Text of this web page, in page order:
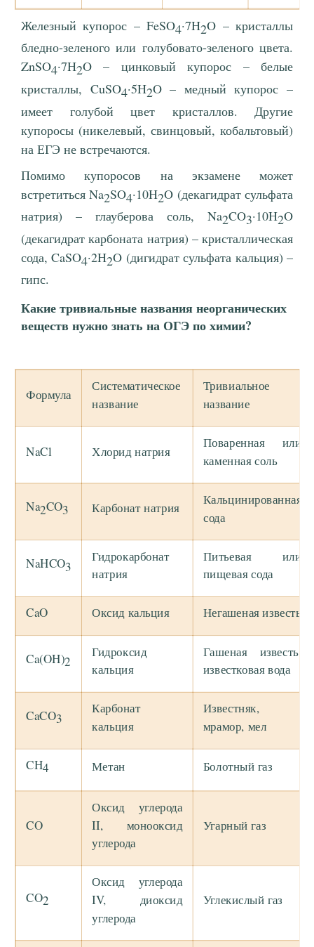
Железный купорос – FeSO4·7H2O – кристаллы
бледно-зеленого или голубовато-зеленого цвета.
ZnSO4·7H2O – цинковый купорос – белые
кристаллы, CuSO4·5H2O – медный купорос –
имеет голубой цвет кристаллов. Другие
купоросы (никелевый, свинцовый, кобальтовый)
на ЕГЭ не встречаются.
Помимо купоросов на экзамене может
встретиться Na2SO4·10H2O (декагидрат сульфата
натрия) – глауберова соль, Na2CO3·10H2O
(декагидрат карбоната натрия) – кристаллическая
сода, CaSO4·2H2O (дигидрат сульфата кальция) –
гипс.
Какие тривиальные названия неорганических
веществ нужно знать на ОГЭ по химии?
Формула
Систематическое
название
Тривиальное
название
NaCl Хлорид натрия
Поваренная или
каменная соль
Na2CO3 Карбонат натрия
Кальцинированная
сода
NaHCO3
Гидрокарбонат
натрия
Питьевая или
пищевая сода
CaO Оксид кальция Негашеная известь
Ca(OH)2
Гидроксид
кальция
Гашеная известь,
известковая вода
CaCO3
Карбонат
кальция
Известняк,
мрамор, мел
CH4 Метан Болотный газ
CO
Оксид углерода
II, монооксид
углерода
Угарный газ
CO2
Оксид углерода
IV, диоксид
углерода
Углекислый газ